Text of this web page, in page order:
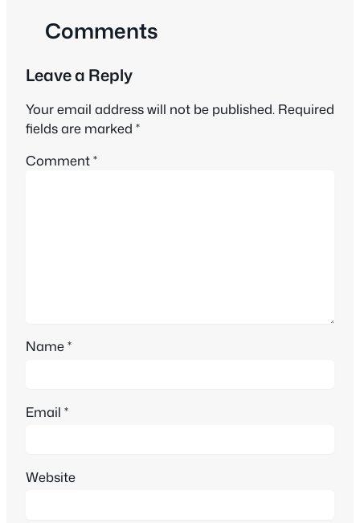
Comments
Leave a Reply
Your email address will not be published. Required
fields are marked *
Comment*
Name*
Email *
Website